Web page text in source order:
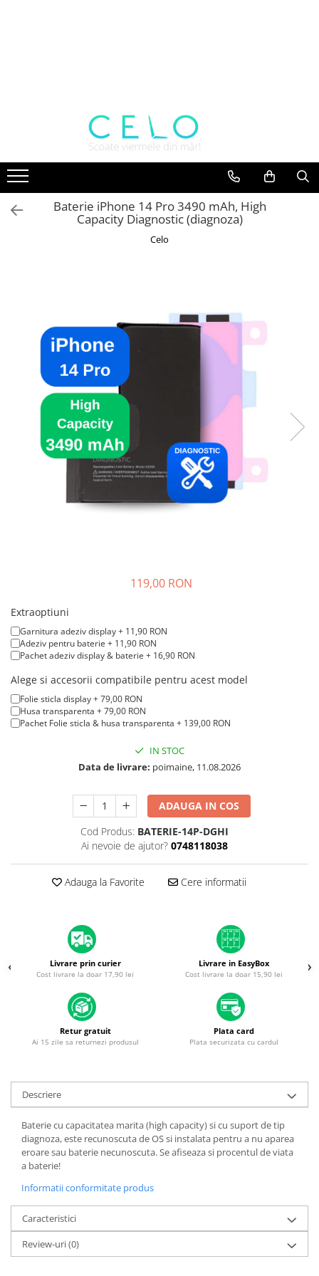
Piese & Accesorii MacBook
MacBook Pro Retina
A1398 (Retina 15” 2012-2015)
A1425 (Retina 13” 2012-2013)
A1502 (Retina 13” 2013-2015)
A1706 (Retina 13” 2016-2017)
A1707 (Retina 15” 2016-2017)
A2159 (Retina 13” 2019)
A2251 (Retina 13” 2020)
A2338 (M1/M2 13” 2020-2022)
A2442 (M1 14” 2021)
A2485 (M1 16” 2021)
A2779 (M2 14” 2023)
A2918 (M3 14” 2023)
A2992 (M3 14” 2023)
Baterii MacBook
A1369 (13” 2010-2011)
A1370 (11” 2010-2011)
A1465 (11” 2012-2015)
A1466 (13” 2012-2017)
A1932 (13” 2018-2019)
A2179 (13” 2020)
A2941 (M2 15” 2023)
A3240 (M4 13” 2025)
A1278 (Unibody 13” 2009-2012)
A1286 (Unibody 15” 2008-2012)
A1297 (Unibody 17” 2009-2011)
A1342 (Unibody 13” 2009-2010)
A1534 (Retina 12” 2015-2017)
Piese & Accesorii iPhone
iPhone 16 Pro
iPhone 17 Pro
iPhone 15 Pro Max
iPhone 17
iPhone 16
iPhone 15 Plus
iPhone 15
iPhone 14 Pro Max
iPhone 14 Pro
iPhone 14 Plus
Baterie iPhone 14 Pro 3490 mAh, High
Capacity Diagnostic (diagnoza)
Celo
119,00 RON
Extraoptiuni
Garnitura adeziv display + 11,90 RON
Adeziv pentru baterie + 11,90 RON
Pachet adeziv display & baterie + 16,90 RON
Alege si accesorii compatibile pentru acest model
Folie sticla display + 79,00 RON
Husa transparenta + 79,00 RON
Pachet Folie sticla & husa transparenta + 139,00 RON
IN STOC
Data de livrare: poimaine, 11.08.2026
ADAUGA IN COS
Cod Produs: BATERIE-14P-DGHI
Ai nevoie de ajutor? 0748118038
Adauga la Favorite Cere informatii
Livrare prin curier
Cost livrare la doar 17,90 lei
Livrare in EasyBox
Cost livrare la doar 15,90 lei
Retur gratuit
Ai 15 zile sa returnezi produsul
Plata card
Plata securizata cu cardul
Descriere
Baterie cu capacitatea marita (high capacity) si cu suport de tip
diagnoza, este recunoscuta de OS si instalata pentru a nu aparea
eroare sau baterie necunoscuta. Se afiseaza si procentul de viata
a baterie!
Informatii conformitate produs
Caracteristici
Review-uri(0)